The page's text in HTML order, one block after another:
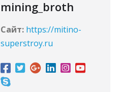
mining_broth
Сайт: https://mitino-
superstroy.ru